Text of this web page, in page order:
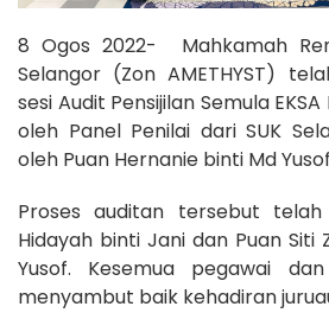
8 Ogos 2022- Mahkamah
Selangor (Zon AMETHYST)
sesi Audit Pensijilan Semula
oleh Panel Penilai dari SUK
oleh Puan Hernanie binti Md
Proses auditan tersebut telah
Hidayah binti Jani dan Puan Siti
Yusof. Kesemua pegawai
menyambut baik kehadiran